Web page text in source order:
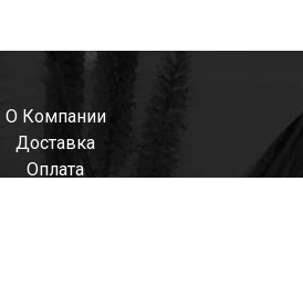
О Компании
Доставка
Оплата